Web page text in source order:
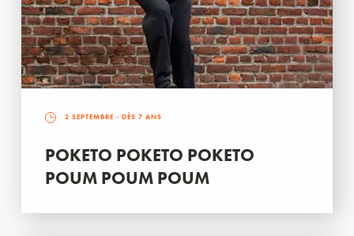
2 SEPTEMBRE - DÈS 7 ANS
POKETO POKETO POKETO
POUM POUM POUM